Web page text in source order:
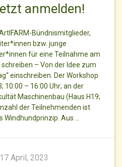
anmelden!
Bündnismitglieder,
bzw. junge
für eine Teilnahme am
– Von der Idee zum
einschreiben. Der Workshop
10:00 – 16:00 Uhr; an der
Maschinenbau (Haus H19;
der Teilnehmenden ist
Windhundprinzip. Aus …
17 April, 2023